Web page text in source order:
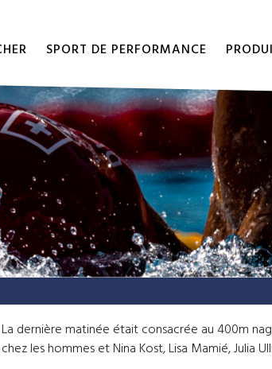
SPORT DE PERFORMANCE
La dernière matinée était consacrée au 400m
chez les hommes et Nina Kost, Lisa Mamié, Julia